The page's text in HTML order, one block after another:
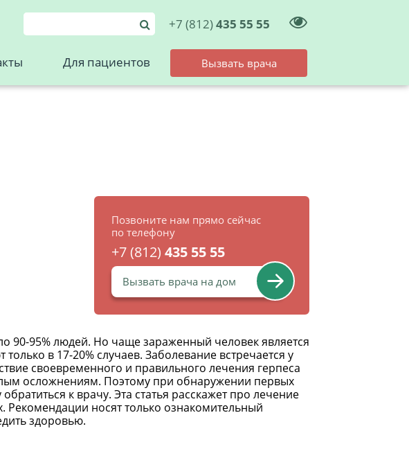
+7 (812)435 55 55
Для пациентов Вызвать врача
Позвоните нам прямо сейчас
по телефону
+7 (812) 435 55 55
Вызвать врача на дом
90-95% людей. Но чаще зараженный человек является
в 17-20% случаев. Заболевание встречается у
своевременного и правильного лечения герпеса
осложнениям. Поэтому при обнаружении первых
к врачу. Эта статья расскажет про лечение
Рекомендации носят только ознакомительный
здоровью.